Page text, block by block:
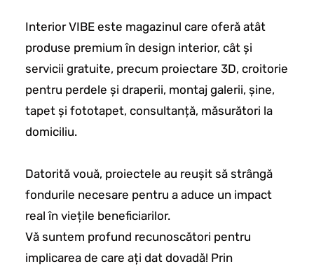
Interior VIBE este magazinul care oferă atât
produse premium în design interior, cât și
servicii gratuite, precum proiectare 3D, croitorie
pentru perdele și draperii, montaj galerii, șine,
tapet și fototapet, consultanță, măsurători la
domiciliu.
Datorită vouă, proiectele au reușit să strângă
fondurile necesare pentru a aduce un impact
real în viețile beneficiarilor.
Vă suntem profund recunoscători pentru
implicarea de care ați dat dovadă! Prin